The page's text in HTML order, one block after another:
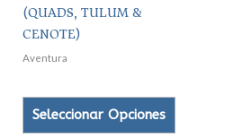
(QUADS, TULUM &
CENOTE)
Aventura
Seleccionar Opciones